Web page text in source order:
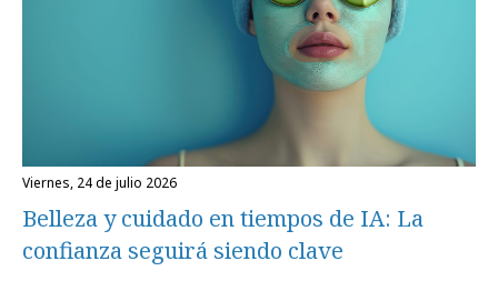
viernes, 24 de julio 2026
Belleza y cuidado en tiempos de IA: La
confianza seguirá siendo clave